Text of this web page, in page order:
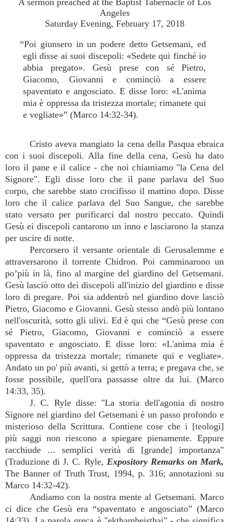
A sermon preached at the Baptist Tabernacle of Los
Angeles
Saturday Evening, February 17, 2018
“Poi giunsero in un podere detto Getsemani, ed
egli disse ai suoi discepoli: «Sedete qui finché io
abbia pregato». Gesù prese con sé Pietro,
Giacomo, Giovanni e cominciò a essere
spaventato e angosciato. E disse loro: «L'anima
mia è oppressa da tristezza mortale; rimanete qui
e vegliate»” (Marco 14:32-34).
Cristo aveva mangiato la cena della Pasqua ebraica
con i suoi discepoli. Alla fine della cena, Gesù ha dato
loro il pane e il calice - che noi chiamiamo "la Cena del
Signore". Egli disse loro che il pane parlava del Suo
corpo, che sarebbe stato crocifisso il mattino dopo. Disse
loro che il calice parlava del Suo Sangue, che sarebbe
stato versato per purificarci dal nostro peccato. Quindi
Gesù ei discepoli cantarono un inno e lasciarono la stanza
per uscire di notte.
Percorsero il versante orientale di Gerusalemme e
attraversarono il torrente Chidron. Poi camminarono un
po’più in là, fino al margine del giardino del Getsemani.
Gesù lasciò otto dei discepoli all'inizio del giardino e disse
loro di pregare. Poi sia addentrò nel giardino dove lasciò
Pietro, Giacomo e Giovanni. Gesù stesso andò più lontano
nell'oscurità, sotto gli ulivi. Ed è qui che “Gesù prese con
sé Pietro, Giacomo, Giovanni e cominciò a essere
spaventato e angosciato. E disse loro: «L'anima mia è
oppressa da tristezza mortale; rimanete qui e vegliate».
Andato un po' più avanti, si gettò a terra; e pregava che, se
fosse possibile, quell'ora passasse oltre da lui. (Marco
14:33, 35).
J. C. Ryle disse: "La storia dell'agonia di nostro
Signore nel giardino del Getsemani è un passo profondo e
misterioso della Scrittura. Contiene cose che i [teologi]
più saggi non riescono a spiegare pienamente. Eppure
racchiude ... semplici verità di [grande] importanza"
(Traduzione di J. C. Ryle, Expository Remarks on Mark,
The Banner of Truth Trust, 1994, p. 316; annotazioni su
Marco 14:32-42).
Andiamo con la nostra mente al Getsemani. Marco
ci dice che Gesù era “spaventato e angosciato” (Marco